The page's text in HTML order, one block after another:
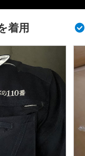
着用